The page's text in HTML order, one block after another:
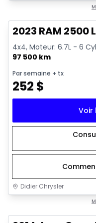
2023 RAM 2500
4x4, Moteur: 6.7L - 6
97 500 km
Par semaine + tx
252 $
Voir
Didier Chrysler